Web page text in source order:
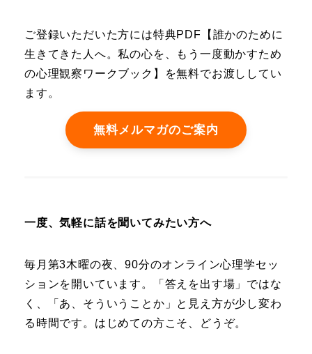
ご登録いただいた方には特典PDF【誰かのために
生きてきた人へ。私の心を、もう一度動かすため
の心理観察ワークブック】を無料でお渡ししてい
ます。
無料メルマガのご案内
一度、気軽に話を聞いてみたい方へ
毎月第3木曜の夜、90分のオンライン心理学セッ
ションを開いています。「答えを出す場」ではな
く、「あ、そういうことか」と見え方が少し変わ
る時間です。はじめての方こそ、どうぞ。